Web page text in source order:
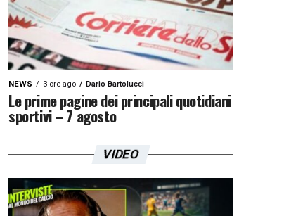
NEWS 3 ore ago Dario Bartolucci
Le prime pagine dei principali quotidiani
sportivi – 7 agosto
VIDEO